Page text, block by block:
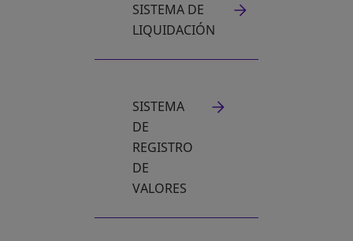
SISTEMA DE
LIQUIDACIÓN
SISTEMA
DE
REGISTRO
DE
VALORES